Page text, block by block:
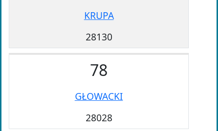
KRUPA
28130
78
GŁOWACKI
28028